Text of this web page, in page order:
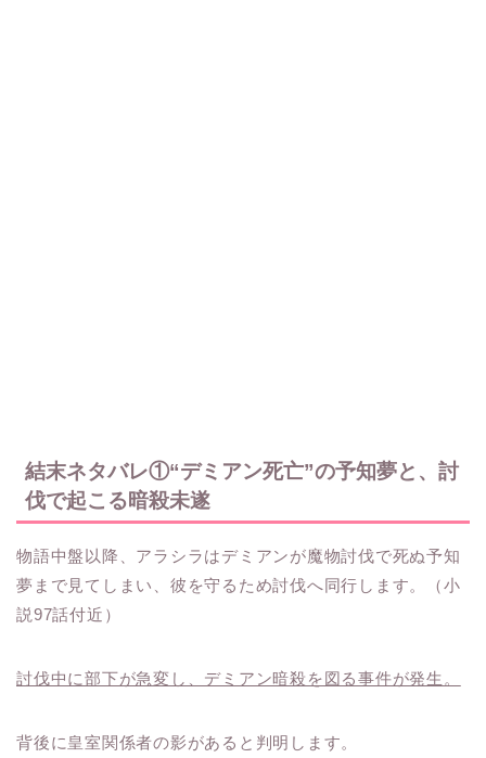
結末ネタバレ①“デミアン死亡”の予知夢と、討
伐で起こる暗殺未遂
物語中盤以降、アラシラはデミアンが魔物討伐で死ぬ予知
夢まで見てしまい、彼を守るため討伐へ同行します。（小
説97話付近）
討伐中に部下が急変し、デミアン暗殺を図る事件が発生。
背後に皇室関係者の影があると判明します。